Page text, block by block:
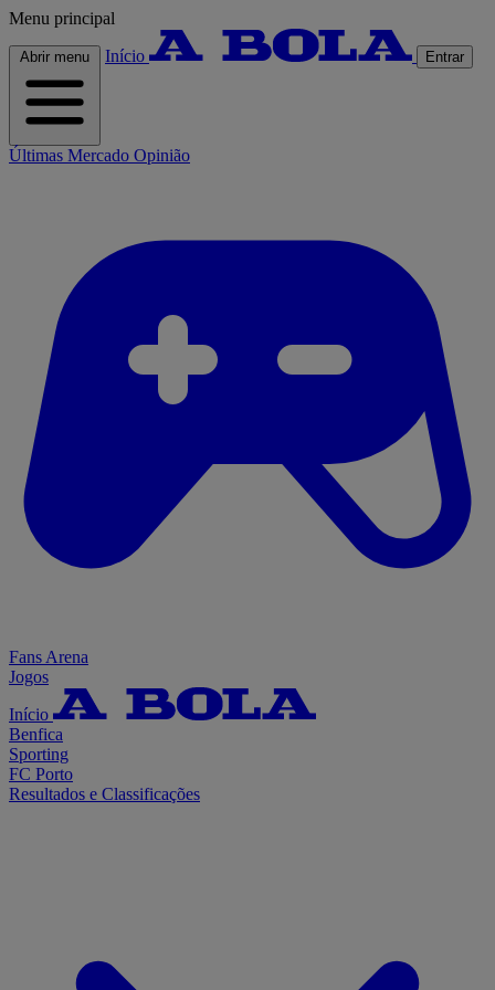
Menu principal
Abrir menu Início Entrar
Últimas Mercado Opinião
Fans Arena
Jogos
Início
Benfica
Sporting
FC Porto
Resultados e Classificações